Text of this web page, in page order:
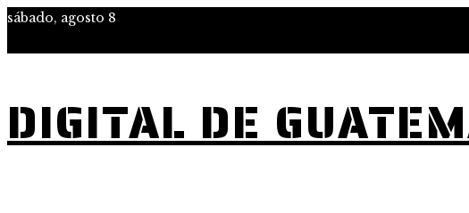
sábado, agosto 8
DIGITAL DE